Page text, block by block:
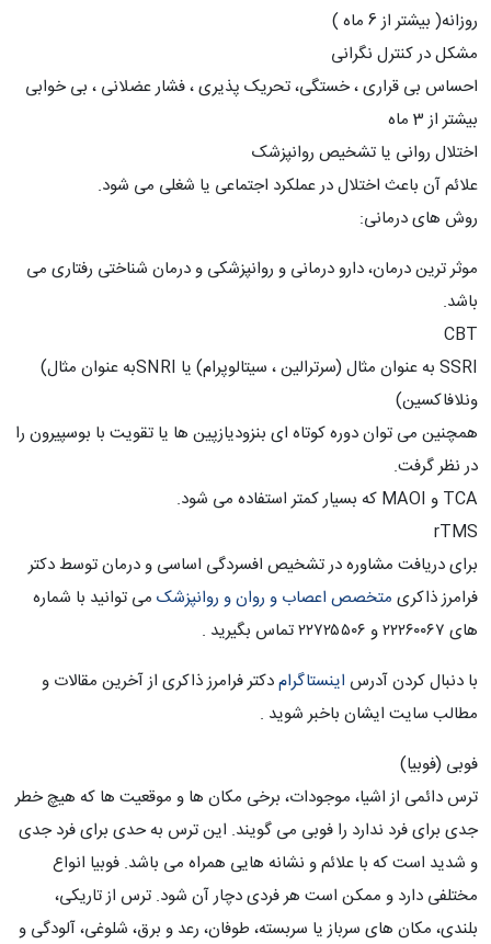
روزانه( بیشتر از 6 ماه )
مشکل در کنترل نگرانی
احساس بی قراری ، خستگی، تحریک پذیری ، فشار عضلانی ، بی خوابی
بیشتر از 3 ماه
اختلال روانی یا تشخیص روانپزشک
علائم آن باعث اختلال در عملکرد اجتماعی یا شغلی می شود.
روش های درمانی:
موثر ترین درمان، دارو درمانی و روانپزشکی و درمان شناختی رفتاری می
باشد.
CBT
SSRI به عنوان مثال (سرترالین ، سیتالوپرام) یا SNRIبه عنوان مثال)
ونلافاکسین)
همچنین می توان دوره کوتاه ای بنزودیازپین ها یا تقویت با بوسپیرون را
در نظر گرفت.
TCA و MAOI که بسیار کمتر استفاده می شود.
rTMS
برای دریافت مشاوره در تشخیص افسردگی اساسی و درمان توسط دکتر
فرامرز ذاکری متخصص اعصاب و روان و روانپزشک می توانید با شماره
های ۲۲۲۶۰۰۶۷ و ۲۲۷۲۵۵۰۶ تماس بگیرید .
با دنبال کردن آدرس اینستاگرامدکتر فرامرز ذاکری از آخرین مقالات و
مطالب سایت ایشان باخبر شوید .
فوبی (فوبیا)
ترس دائمی از اشیا، موجودات، برخی مکان ها و موقعیت ها که هیچ خطر
جدی برای فرد ندارد را فوبی می گویند. این ترس به حدی برای فرد جدی
و شدید است که با علائم و نشانه هایی همراه می باشد. فوبیا انواع
مختلفی دارد و ممکن است هر فردی دچار آن شود. ترس از تاریکی،
بلندی، مکان های سرباز یا سربسته، طوفان، رعد و برق، شلوغی، آلودگی و